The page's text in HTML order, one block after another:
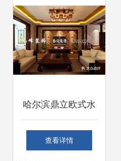
哈尔滨鼎立欧式水
泥装饰制品厂 地
查看详情